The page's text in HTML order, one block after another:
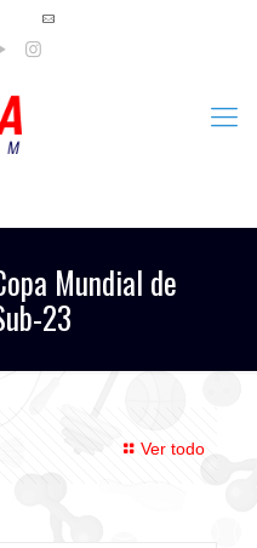
Mundial de
23
Ver todo